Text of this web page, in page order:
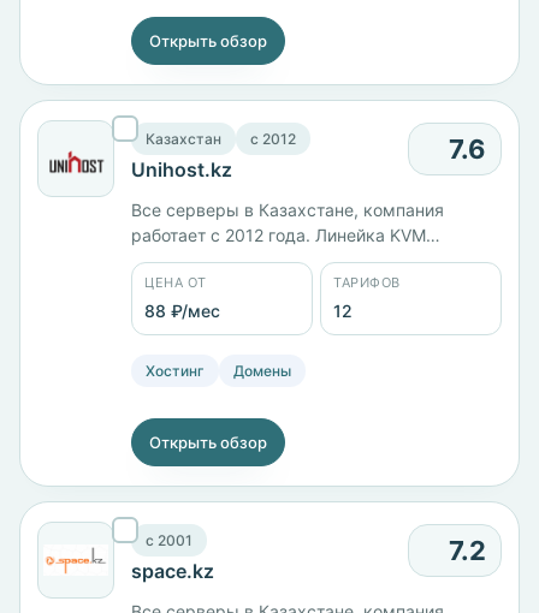
Открыть обзор
Казахстан c 2012
Unihost.kz
7.6
Все серверы в Казахстане, компания
работает с 2012 года. Линейка KVM
размечена буквами: D с 1 ГБ памяти стоит
1183 ₽/мес, F с 3 ядрами и 3 ГБ — 1677 ₽/
мес, PRO с 4 ядрами и 4 ГБ — 2172 ₽/мес,
MAX с 8 ядрами, 8 ГБ и диском на 100 ГБ —
3214 ₽/мес. Панель cPanel.
ЦЕНА ОТ
88 ₽/мес
ТАРИФОВ
12
Хостинг Домены
Открыть обзор
c 2001
space.kz
7.2